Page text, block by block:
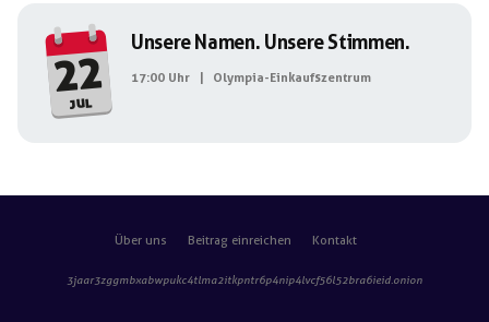
jul
22
Unsere Namen. Unsere Stimmen.
17:00 Uhr Olympia-Einkaufszentrum
Über uns Beitrag einreichen Kontakt
3jaar3zggmbxabwpukc4tlma2itkpntr6p4nip4lvcf56l52bra6ieid.onion